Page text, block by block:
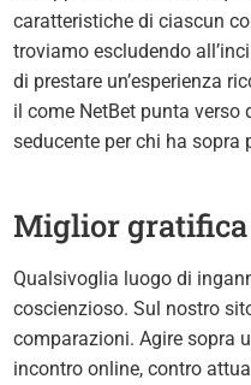
caratteristiche di ciascun
troviamo escludendo
di prestare un’esperienza
il come NetBet punta
seducente per chi ha
Miglior
Qualsivoglia luogo di
coscienzioso. Sul nostro
comparazioni. Agire sopra
incontro online, contro